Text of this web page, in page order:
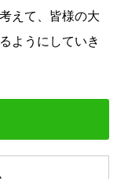
えて、皆様の大
ようにしていき